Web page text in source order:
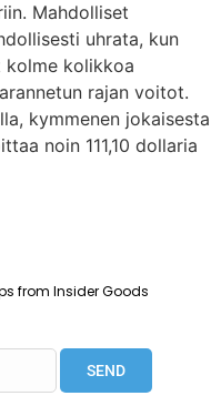
Mahdolliset
uhrata, kun
kolme kolikkoa
rajan voitot.
kymmenen jokaisesta
noin 111,10 dollaria
from Insider Goods
SEND